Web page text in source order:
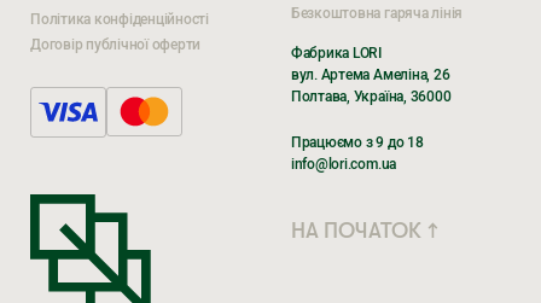
Політика конфіденційності
Договір публічної оферти
Безкоштовна гаряча лінія
Фабрика LORI
вул. Артема Амеліна, 26
Полтава, Україна, 36000
Працюємо з 9 до 18
info@lori.com.ua
НА ПОЧАТОК ↑
Поки ви очікуєте,
TIKTOK
INSTAGRAM
FACEBOOK
Поки ви очікуєте,
TIK TOK
INSTAGRAM
FACEBOOK